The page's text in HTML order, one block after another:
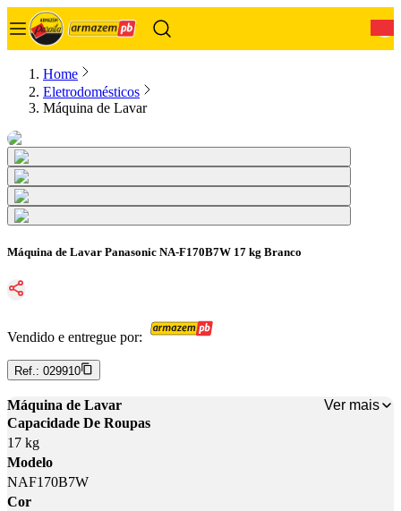
Home
Eletrodomésticos
Máquina de Lavar
Máquina de Lavar Panasonic NA-F170B7W 17 kg Branco
Vendido e entregue por:
Ref.: 029910
Máquina de Lavar
Ver mais
Capacidade De Roupas
17 kg
Modelo
NAF170B7W
Cor